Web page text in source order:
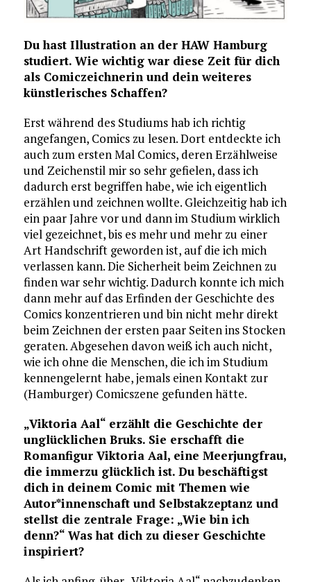
Du hast Illustration an der HAW Hamburg
studiert. Wie wichtig war diese Zeit für dich
als Comiczeichnerin und dein weiteres
künstlerisches Schaffen?
Erst während des Studiums hab ich richtig
angefangen, Comics zu lesen. Dort entdeckte ich
auch zum ersten Mal Comics, deren Erzählweise
und Zeichenstil mir so sehr gefielen, dass ich
dadurch erst begriffen habe, wie ich eigentlich
erzählen und zeichnen wollte. Gleichzeitig hab ich
ein paar Jahre vor und dann im Studium wirklich
viel gezeichnet, bis es mehr und mehr zu einer
Art Handschrift geworden ist, auf die ich mich
verlassen kann. Die Sicherheit beim Zeichnen zu
finden war sehr wichtig. Dadurch konnte ich mich
dann mehr auf das Erfinden der Geschichte des
Comics konzentrieren und bin nicht mehr direkt
beim Zeichnen der ersten paar Seiten ins Stocken
geraten. Abgesehen davon weiß ich auch nicht,
wie ich ohne die Menschen, die ich im Studium
kennengelernt habe, jemals einen Kontakt zur
(Hamburger) Comicszene gefunden hätte.
„Viktoria Aal“ erzählt die Geschichte der
unglücklichen Bruks. Sie erschafft die
Romanfigur Viktoria Aal, eine Meerjungfrau,
die immerzu glücklich ist. Du beschäftigst
dich in deinem Comic mit Themen wie
Autor*innenschaft und Selbstakzeptanz und
stellst die zentrale Frage: „Wie bin ich
denn?“ Was hat dich zu dieser Geschichte
inspiriert?